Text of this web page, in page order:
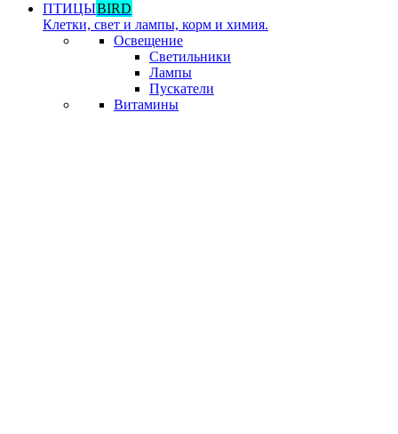
ПТИЦЫBIRD
Клетки, свет и лампы, корм и химия.
Освещение
Светильники
Лампы
Пускатели
Витамины